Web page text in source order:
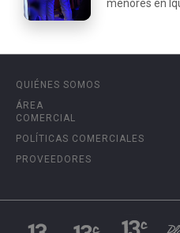
menores en
QUIÉNES SOMOS
ÁREA
COMERCIAL
POLÍTICAS COMERCIALES
PROVEEDORES